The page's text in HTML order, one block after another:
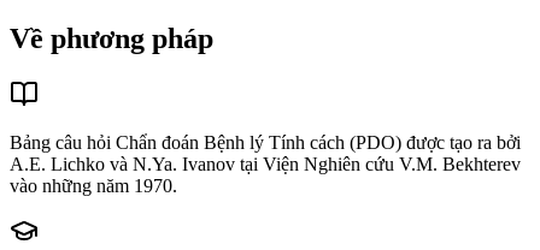
Về phương pháp
Bảng câu hỏi Chẩn đoán Bệnh lý Tính cách (PDO) được tạo ra bởi
A.E. Lichko và N.Ya. Ivanov tại Viện Nghiên cứu V.M. Bekhterev
vào những năm 1970.